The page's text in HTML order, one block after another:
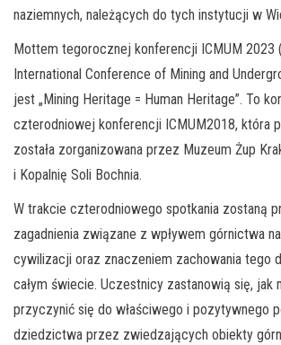
naziemnych, należących do tych instytucji w
Mottem tegorocznej konferencji ICMUM 2023
International Conference of Mining and
jest „Mining Heritage = Human Heritage”. To
czterodniowej konferencji ICMUM2018, która
została zorganizowana przez Muzeum Żup
i Kopalnię Soli Bochnia.
W trakcie czterodniowego spotkania zostaną
zagadnienia związane z wpływem górnictwa
cywilizacji oraz znaczeniem zachowania tego
całym świecie. Uczestnicy zastanowią się, jak
przyczynić się do właściwego i pozytywnego
dziedzictwa przez zwiedzających obiekty